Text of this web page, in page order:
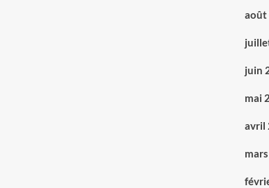
août
juin
mai
avril